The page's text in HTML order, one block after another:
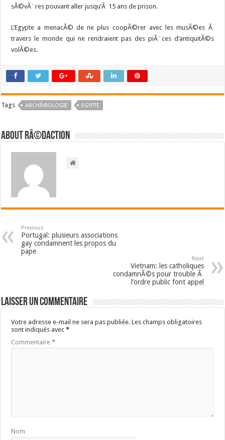
sÃ©vÃ¨res pouvant aller jusqu’Ã 15 ans de prison.
L’Egypte a menacÃ© de ne plus coopÃ©rer avec les musÃ©es Ã
travers le monde qui ne rendraient pas des piÃ¨ces d’antiquitÃ©s
volÃ©es.
Tags ARCHÃ©OLOGIE EGYPTE
About RÃ©daction
Previous
Portugal: plusieurs associations
gay condamnent les propos du
pape
Next
Vietnam: les catholiques
condamnÃ©s pour trouble Ã
l’ordre public font appel
Laisser un commentaire
Votre adresse e-mail ne sera pas publiée. Les champs obligatoires
sont indiqués avec*
Commentaire*
Nom